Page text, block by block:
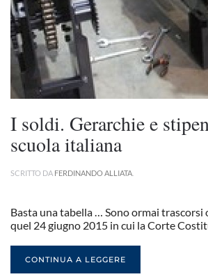
I soldi. Gerarchie e
scuola italiana
SCRITTO DA FERDINANDO ALLIATA
Basta una tabella … Sono ormai
quel 24 giugno 2015 in cui la Corte
CONTINUA A LEGGERE